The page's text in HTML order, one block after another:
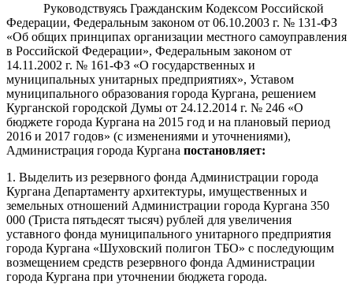
Руководствуясь Гражданским Кодексом Российской
Федерации, Федеральным законом от 06.10.2003 г. № 131-ФЗ
«Об общих принципах организации местного самоуправления
в Российской Федерации», Федеральным законом от
14.11.2002 г. № 161-ФЗ «О государственных и
муниципальных унитарных предприятиях», Уставом
муниципального образования города Кургана, решением
Курганской городской Думы от 24.12.2014 г. № 246 «О
бюджете города Кургана на 2015 год и на плановый период
2016 и 2017 годов» (с изменениями и уточнениями),
Администрация города Кургана постановляет:
1. Выделить из резервного фонда Администрации города
Кургана Департаменту архитектуры, имущественных и
земельных отношений Администрации города Кургана 350
000 (Триста пятьдесят тысяч) рублей для увеличения
уставного фонда муниципального унитарного предприятия
города Кургана «Шуховский полигон ТБО» с последующим
возмещением средств резервного фонда Администрации
города Кургана при уточнении бюджета города.